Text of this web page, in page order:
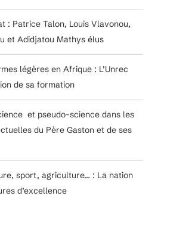
: Patrice Talon, Louis Vlavonou,
et Adidjatou Mathys élus
légères en Afrique : L’Unrec
de sa formation
et pseudo-science dans les
du Père Gaston et de ses
sport, agriculture… : La nation
d’excellence